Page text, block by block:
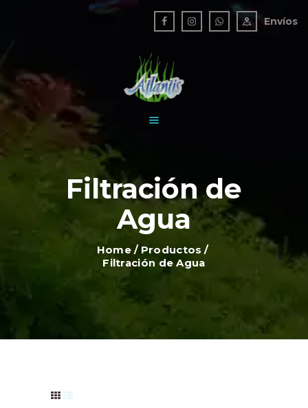
Envíos
Filtración de
Agua
Home
Productos
Filtración de Agua
ATLANTIS ACUARIO
Un mundo bajo el agua
CONTACTO